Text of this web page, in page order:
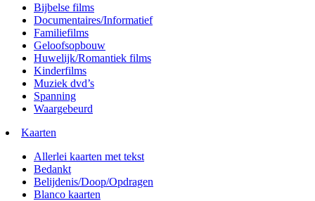
Bijbelse films
Documentaires/Informatief
Familiefilms
Geloofsopbouw
Huwelijk/Romantiek films
Kinderfilms
Muziek dvd’s
Spanning
Waargebeurd
Kaarten
Allerlei kaarten met tekst
Bedankt
Belijdenis/Doop/Opdragen
Blanco kaarten